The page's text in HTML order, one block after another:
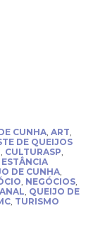
CUNHA, ART,
DE QUEIJOS
, CULTURASP,
ESTÂNCIA
DE CUNHA,
, NEGÓCIOS,
, QUEIJO DE
, TURISMO